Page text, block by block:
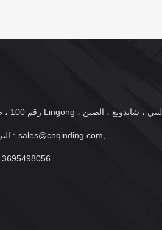
رقم 100 ، طريق Lingong ، ليني ، شاندونغ ، الصين
البريد الإلكتروني : sales@cnqinding.com,